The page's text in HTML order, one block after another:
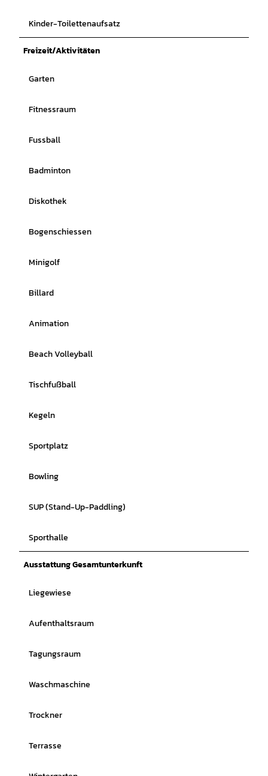
Kinder-Toilettenaufsatz
Freizeit/Aktivitäten
Garten
Fitnessraum
Fussball
Badminton
Diskothek
Bogenschiessen
Minigolf
Billard
Animation
Beach Volleyball
Tischfußball
Kegeln
Sportplatz
Bowling
SUP (Stand-Up-Paddling)
Sporthalle
Ausstattung Gesamtunterkunft
Liegewiese
Aufenthaltsraum
Tagungsraum
Waschmaschine
Trockner
Terrasse